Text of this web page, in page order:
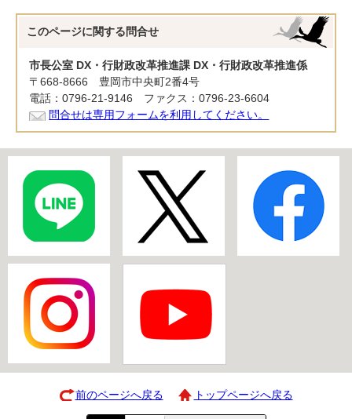
このページに関する 問合せ
市長公室 DX・行財政改革推進課 DX・行財政改革推進係
〒668-8666 豊岡市中央町2番4号
電話：0796-21-9146 ファクス：0796-23-6604
問合せは専用フォームを利用してください。
前のページへ戻る トップページへ戻る